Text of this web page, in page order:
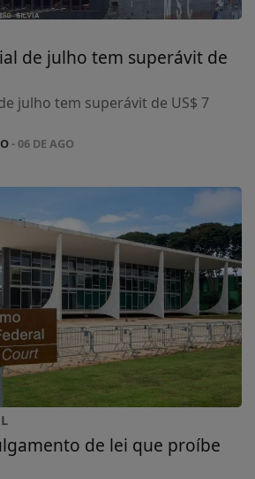
de julho tem superávit de
julho tem superávit de US$ 7
- 06 DE AGO
de lei que proíbe